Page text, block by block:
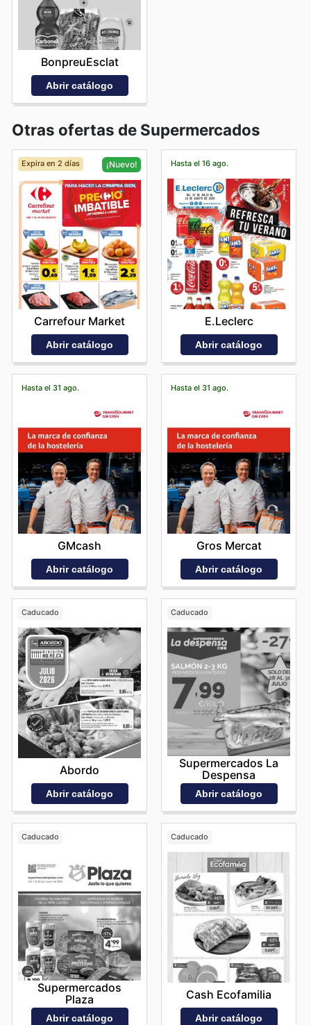
BonpreuEsclat
Abrir catálogo
Otras ofertas de Supermercados
Expira en 2 días ¡Nuevo!
Carrefour Market
Abrir catálogo
Hasta el 16 ago.
E.Leclerc
Abrir catálogo
Hasta el 31 ago.
GMcash
Abrir catálogo
Hasta el 31 ago.
Gros Mercat
Abrir catálogo
Caducado
Abordo
Abrir catálogo
Caducado
Supermercados La
Despensa
Abrir catálogo
Caducado
Supermercados
Plaza
Abrir catálogo
Caducado
Cash Ecofamilia
Abrir catálogo